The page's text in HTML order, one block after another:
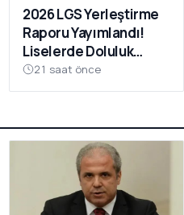
2026 LGS Yerleştirme
Raporu Yayımlandı!
Liselerde Doluluk
Yüzde 95'i Aştı
21 saat önce